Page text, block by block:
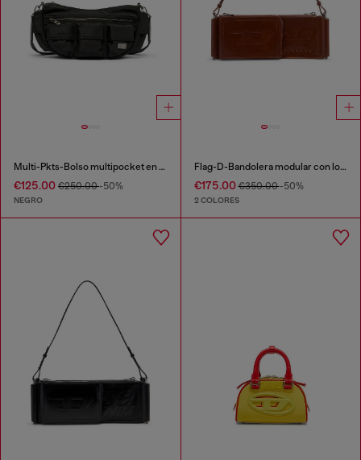
Multi-Pkts-Bolso multipocket en tejido recubierto utility
€125.00 €250.00-50%
NEGRO
Flag-D-Bandolera modular con logo en relieve y lavado oscuro
€175.00€350.00-50%
2 COLORES